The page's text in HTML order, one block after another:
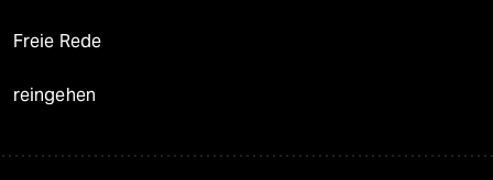
Freie Rede
reingehen